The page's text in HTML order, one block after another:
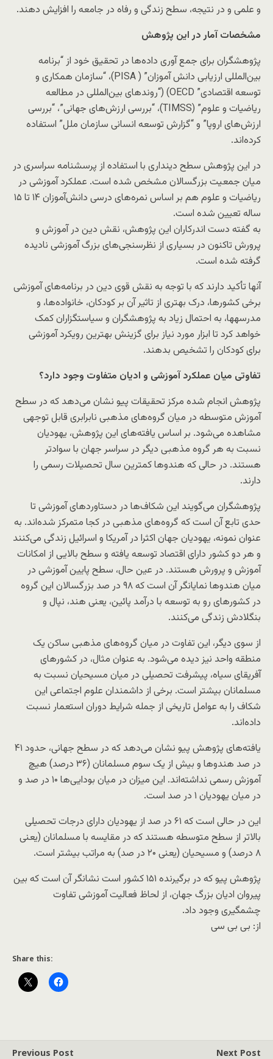
و علمی و در نتیجه، سطح زندگی و رفاه در جامعه را افزایش دهند.
مشخصات آمار در این پژوهش
پژوهشگران ‌برای جمع آوری داده‌ها در تحقیق خود از “برنامه
بین‌المللی ارزیابی دانش آموزان” ( PISA)، “سازمان همکاری و
توسعه اقتصادی” OECD) (“روندهای بین‌المللی در مطالعه
ریاضیات و علوم” (TIMSS)، “بررسی ارزش‌های جهانی”، “بررسی
ارزش‌های اروپا” و “گزارش توسعه انسانی سازمان ملل” استفاده
کرده‌اند.
در این پژوهش سطح دینداری با استفاده از پرسشنامه سراسری در
میان جمعیت بزرگسالان مشخص شده است. عملکرد آموزشی در
ریاضیات و علوم هم بر اساس نمره‌های درسی دانش‌آموزان ۱۴ تا ۱۵
ساله تعیین شده است.
به گفته دست اندرکاران این پژوهش، نقش دین در آموزش و
پرورش تاکنون در بسیاری از نظرسنجی‌های بزرگ آموزشی نادیده
گرفته شده است.
آنها تأکید دارند که با توجه به نقش قوی دین در برنامه‌های آموزشی
برخی کشورها، درک بهتری از تاثیر آن بر کودکان، خانواده‌ها، و
مدرسه‎ها، به احتمال زیاد به پژوهشگران و سیاستگزاران کمک
خواهد کرد تا ابزار مورد نیاز برای گزینش بهترین رویکرد آموزشی
برای کودکان را تشخیص بدهند.
تفاوتی میان عملکرد آموزشی و ادیان متفاوت وجود دارد؟
پژوهش انجام شده مرکز تحقیقات پیو نشان می‌دهد که در سطح
آموزش متوسطه در میان گروه‌های مذهبی نابرابری قابل توجهی
مشاهده می‌شود. بر اساس یافته‌های این پژوهش، یهودیان
نسبت به هر گروه مذهبی دیگر در سراسر جهان با سوادتر
هستند. در حالی که هندوها کمترین سال تحصیلات رسمی را
دارند.
پژوهشگران می‌گویند این شکاف‌ها در دستاوردهای آموزشی تا
حدی تابع آن است که گروه‌های مذهبی در کجا متمرکز شده‌اند. به
عنوان نمونه، یهودیان جهان اکثرا در آمریکا و اسرائیل زندگی می‌کنند
و هر دو کشور دارای اقتصاد توسعه یافته و سطح بالایی از امکانات
آموزش و پرورش هستند. در عین حال، سطح پایین آموزشی در
میان هندوها نمایانگر آن است که ۹۸ در صد بزرگسالان این گروه
در کشورهای رو به توسعه با درآمد پائین، یعنی هند، نپال و
بنگلادش زندگی می‌کنند.
از سوی دیگر، این تفاوت در میان گروه‌های مذهبی ساکن یک
منطقه واحد نیز دیده می‌شود. به عنوان مثال، در کشورهای
آفریقای سیاه، پیشرفت تحصیلی در میان مسیحیان نسبت به
مسلمانان بیشتر است. برخی از داشمندان علوم اجتماعی این
شکاف را به عوامل تاریخی از جمله شرایط دوران استعمار نسبت
داده‌اند.
یافته‌های پژوهش پیو نشان می‌دهد که در سطح جهانی، حدود ۴۱
در صد هندوها و بیش از یک سوم مسلمانان (۳۶ درصد) هیچ
آموزش رسمی نداشته‌اند. این میزان در میان بودایی‌ها ۱۰ در صد و
در میان یهودیان ۱ در صد است.
این در حالی است که ۶۱ در صد از یهودیان دارای درجات تحصیلی
بالاتر از سطح متوسطه هستند که در مقایسه با مسلمانان (یعنی
۸ درصد) و مسیحیان (یعنی ۲۰ در صد) به مراتب بیشتر است.
پژوهش پیو که در برگیرنده ۱۵۱ کشور است نشانگر آن است که بین
پیروان ادیان بزرگ جهان، از لحاظ فعالیت آموزشی تفاوت
چشمگیری وجود داد.
از: بی بی سی
Share this:
Previous Post Next Post